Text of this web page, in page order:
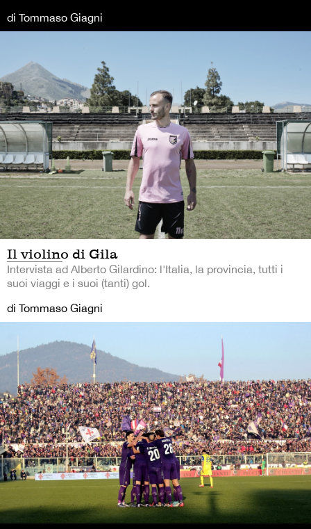
di Tommaso Giagni
Il violino di Gila
Intervista ad Alberto Gilardino: l'Italia, la provincia, tutti i
suoi viaggi e i suoi (tanti) gol.
di Tommaso Giagni